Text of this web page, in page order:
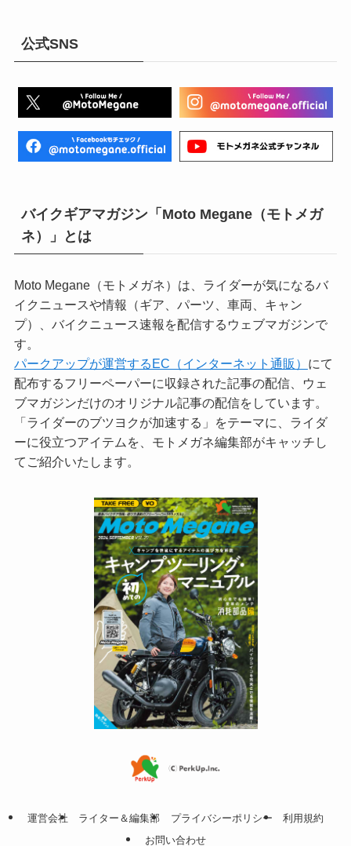
公式SNS
バイクギアマガジン「Moto Megane（モトメガ
ネ）」とは
Moto Megane（モトメガネ）は、ライダーが気になるバ
イクニュースや情報（ギア、パーツ、車両、キャン
プ）、バイクニュース速報を配信するウェブマガジンで
す。
パークアップが運営するEC（インターネット通販） にて
配布するフリーペーパーに収録された記事の配信、ウェ
ブマガジンだけのオリジナル記事の配信をしています。
「ライダーのブツヨクが加速する」をテーマに、ライダ
ーに役立つアイテムを、モトメガネ編集部がキャッチし
てご紹介いたします。
運営会社 ライター＆編集部 プライバシーポリシー
利用規約
お問い合わせ